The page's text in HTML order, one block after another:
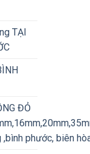
TẠI
ĐỎ
phước, biên